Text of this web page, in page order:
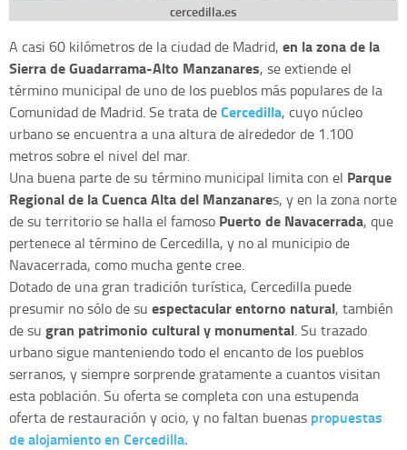
cercedilla.es
A casi 60 kilómetros de la ciudad de Madrid, en la zona de la
Sierra de Guadarrama-Alto Manzanares, se extiende el
término municipal de uno de los pueblos más populares de la
Comunidad de Madrid. Se trata deCercedilla, cuyo núcleo
urbano se encuentra a una altura de alrededor de 1.100
metros sobre el nivel del mar.
Una buena parte de su término municipal limita con el Parque
Regional de la Cuenca Alta del Manzanares, y en la zona norte
de su territorio se halla el famoso Puerto de Navacerrada, que
pertenece al término de Cercedilla, y no al municipio de
Navacerrada, como mucha gente cree.
Dotado de una gran tradición turística, Cercedilla puede
presumir no sólo de su espectacular entorno natural, también
de su gran patrimonio cultural y monumental. Su trazado
urbano sigue manteniendo todo el encanto de los pueblos
serranos, y siempre sorprende gratamente a cuantos visitan
esta población. Su oferta se completa con una estupenda
oferta de restauración y ocio, y no faltan buenas propuestas
de alojamiento en Cercedilla.